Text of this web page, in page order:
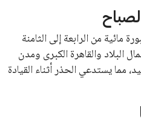
مائية من الرابعة إلى الثامنة
البلاد والقاهرة الكبرى ومدن
مما يستدعي الحذر أثناء القيادة